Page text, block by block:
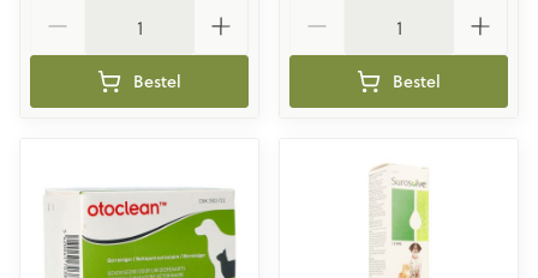
Bestel Bestel